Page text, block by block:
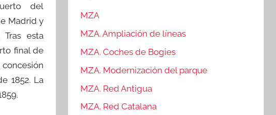
del
Madrid y
esta
final de
1852. La
MZA
MZA. Ampliación de líneas
MZA. Coches de Bogies
MZA. Modernización del parque
MZA. Red Antigua
MZA. Red Catalana